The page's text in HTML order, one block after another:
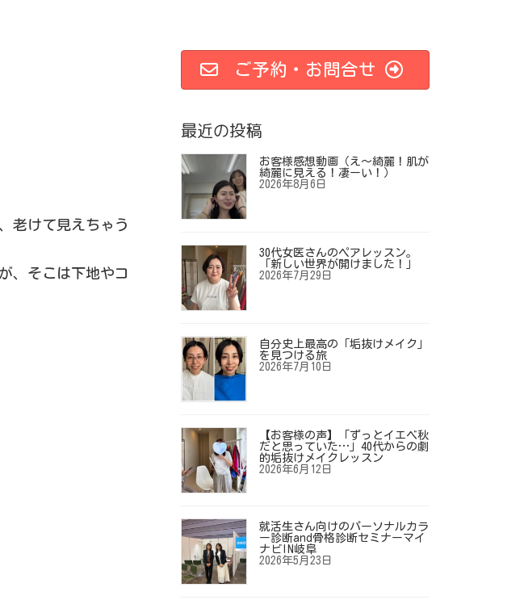
老けて見えちゃう
、そこは下地やコ
ご予約・お問合せ
最近の投稿
お客様感想動画（え～綺麗！肌が
綺麗に見える！凄ーい！）
2026年8月6日
30代女医さんのペアレッスン。
「新しい世界が開けました！」
2026年7月29日
自分史上最高の「垢抜けメイク」
を見つける旅
2026年7月10日
【お客様の声】「ずっとイエベ秋
だと思っていた…」40代からの劇
的垢抜けメイクレッスン
2026年6月12日
就活生さん向けのパーソナルカラ
ー診断and骨格診断セミナーマイ
ナビIN岐阜
2026年5月23日